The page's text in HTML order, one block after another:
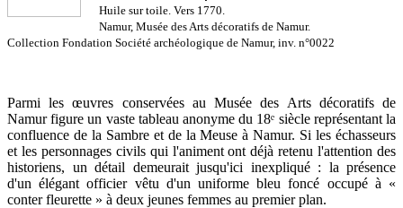
Huile sur toile. Vers 1770.
Namur, Musée des Arts décoratifs de Namur.
Collection Fondation Société archéologique de Namur, inv. n°0022
Parmi les œuvres conservées au Musée des Arts décoratifs de
Namur figure un vaste tableau anonyme du 18ᵉ siècle représentant la
confluence de la Sambre et de la Meuse à Namur. Si les échasseurs
et les personnages civils qui l'animent ont déjà retenu l'attention des
historiens, un détail demeurait jusqu'ici inexpliqué : la présence
d'un élégant officier vêtu d'un uniforme bleu foncé occupé à «
conter fleurette » à deux jeunes femmes au premier plan.